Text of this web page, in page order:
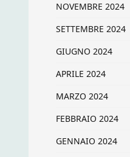
NOVEMBRE 2024
SETTEMBRE 2024
GIUGNO 2024
APRILE 2024
MARZO 2024
FEBBRAIO 2024
GENNAIO 2024